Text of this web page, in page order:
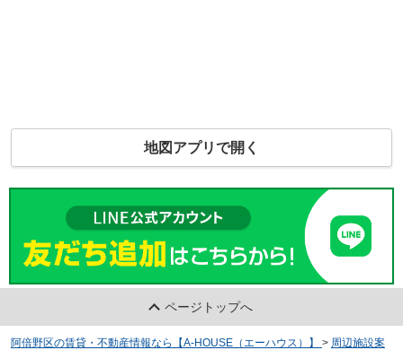
地図アプリで開く
ページトップへ
阿倍野区の賃貸・不動産情報なら【A-HOUSE（エーハウス）】 > 周辺施設案